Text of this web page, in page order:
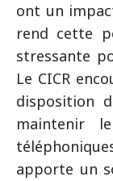
ont un
rend cette
stressante
Le CICR
disposition
maintenir
apporte un